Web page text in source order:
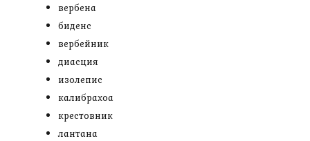
вербена
биденс
вербейник
диасция
изолепис
калибрахоа
крестовник
лантана